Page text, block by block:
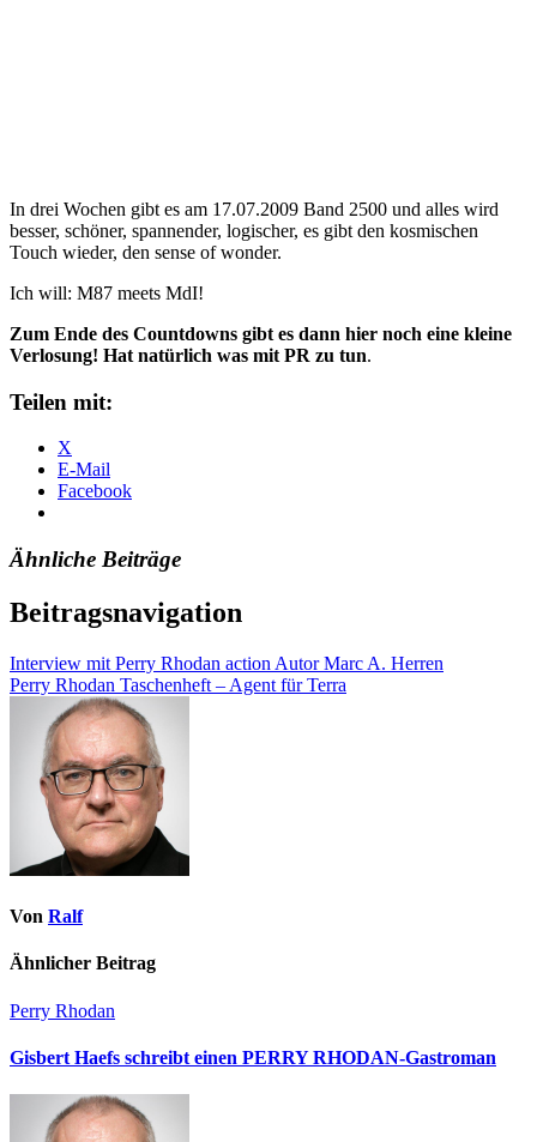
In drei Wochen gibt es am 17.07.2009 Band 2500 und alles wird
besser, schöner, spannender, logischer, es gibt den kosmischen
Touch wieder, den sense of wonder.
Ich will: M87 meets MdI!
Zum Ende des Countdowns gibt es dann hier noch eine kleine
Verlosung! Hat natürlich was mit PR zu tun.
Teilen mit:
X
E-Mail
Facebook
Ähnliche Beiträge
Beitragsnavigation
Interview mit Perry Rhodan action Autor Marc A. Herren
Perry Rhodan Taschenheft – Agent für Terra
Von Ralf
Ähnlicher Beitrag
Perry Rhodan
Gisbert Haefs schreibt einen PERRY RHODAN-Gastroman